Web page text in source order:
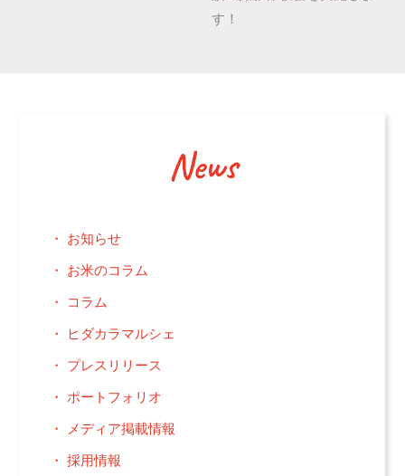
す！
News
お知らせ
お米のコラム
コラム
ヒダカラマルシェ
プレスリリース
ポートフォリオ
メディア掲載情報
採用情報